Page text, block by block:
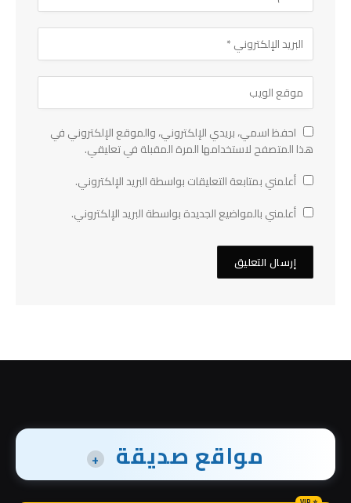
احفظ اسمي، بريدي الإلكتروني، والموقع الإلكتروني في
هذا المتصفح لاستخدامها المرة المقبلة في تعليقي.
أعلمني بمتابعة التعليقات بواسطة البريد الإلكتروني.
أعلمني بالمواضيع الجديدة بواسطة البريد الإلكتروني.
مواقع صديقة +